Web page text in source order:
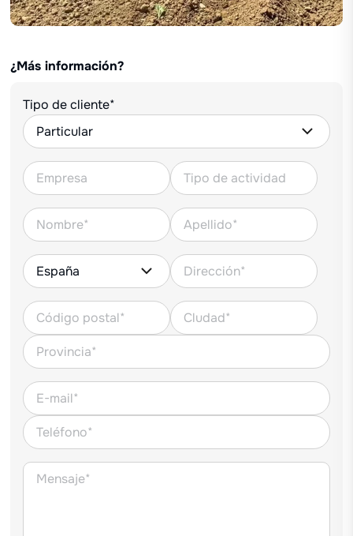
¿Más información?
Tipo de cliente*